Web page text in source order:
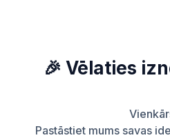
🎉 Vēlaties
Pastāstiet mums savas